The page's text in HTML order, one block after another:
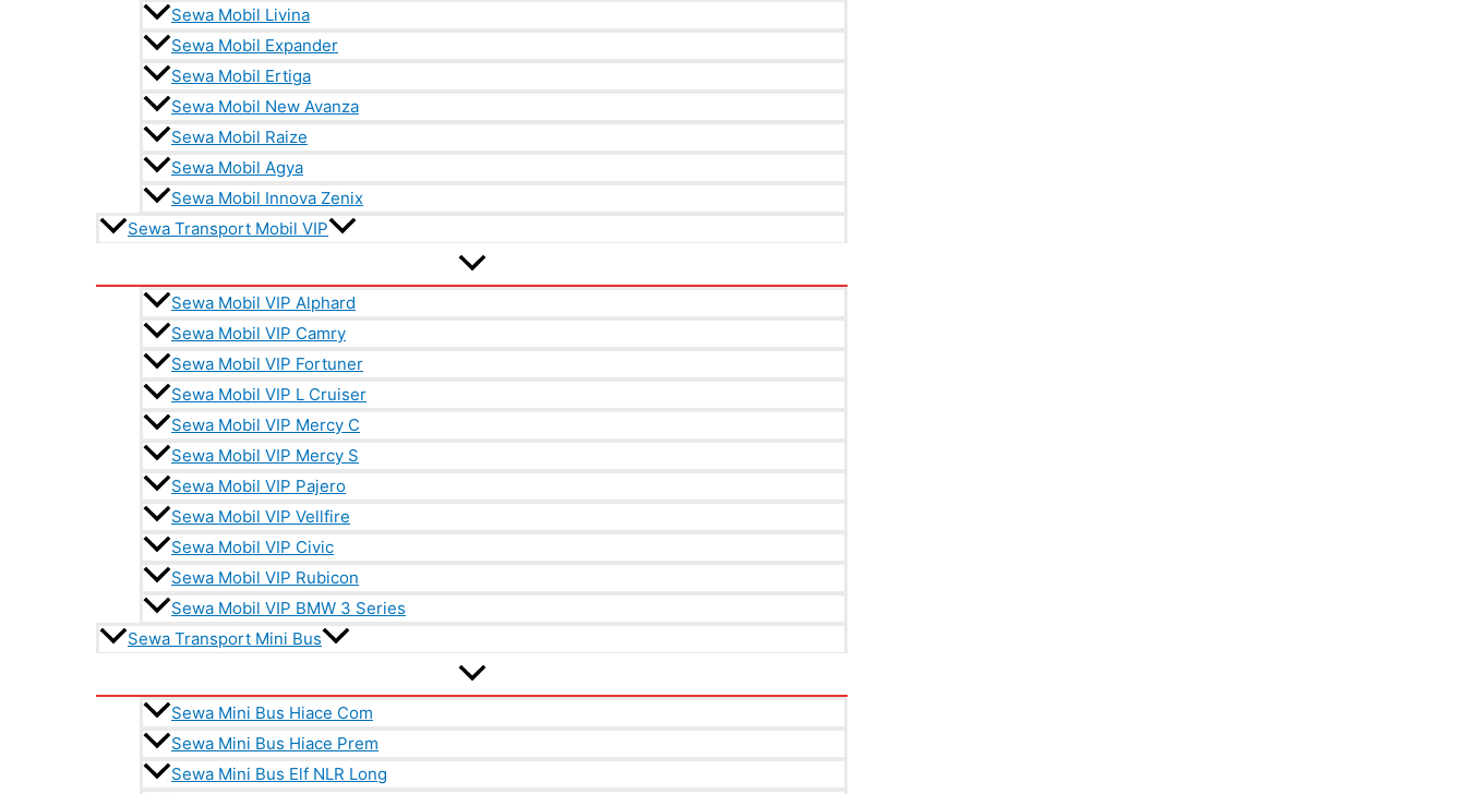
Sewa Mobil Livina
Sewa Mobil Expander
Sewa Mobil Ertiga
Sewa Mobil New Avanza
Sewa Mobil Raize
Sewa Mobil Agya
Sewa Mobil Innova Zenix
Sewa Transport Mobil VIP
Sewa Mobil VIP Alphard
Sewa Mobil VIP Camry
Sewa Mobil VIP Fortuner
Sewa Mobil VIP L Cruiser
Sewa Mobil VIP Mercy C
Sewa Mobil VIP Mercy S
Sewa Mobil VIP Pajero
Sewa Mobil VIP Vellfire
Sewa Mobil VIP Civic
Sewa Mobil VIP Rubicon
Sewa Mobil VIP BMW 3 Series
Sewa Transport Mini Bus
Sewa Mini Bus Hiace Com
Sewa Mini Bus Hiace Prem
Sewa Mini Bus Elf NLR Long